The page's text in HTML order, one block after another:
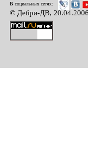
В социальных сетях:
© Дебри-ДВ,